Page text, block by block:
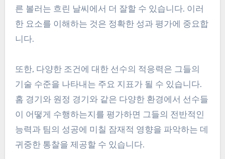
른 볼러는 흐린 날씨에서 더 잘할 수 있습니다. 이러
한 요소를 이해하는 것은 정확한 성과 평가에 중요합
니다.
또한, 다양한 조건에 대한 선수의 적응력은 그들의
기술 수준을 나타내는 주요 지표가 될 수 있습니다.
홈 경기와 원정 경기와 같은 다양한 환경에서 선수들
이 어떻게 수행하는지를 평가하면 그들의 전반적인
능력과 팀의 성공에 미칠 잠재적 영향을 파악하는 데
귀중한 통찰을 제공할 수 있습니다.